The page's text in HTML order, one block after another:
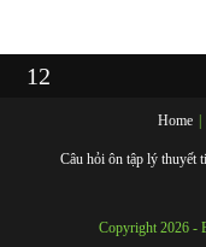
12
Home
Câu hỏi ôn tập lý thuyết
Copyright 2026 -